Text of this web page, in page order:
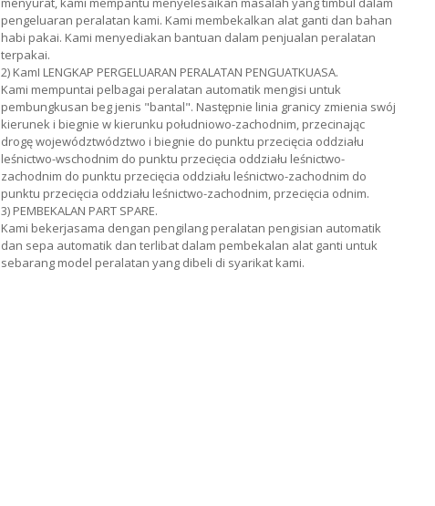
pengeluaran peralatan kami. Kami membekalkan alat ganti dan bahan
habi pakai. Kami menyediakan bantuan dalam penjualan peralatan
terpakai.
2) KamI LENGKAP PERGELUARAN PERALATAN PENGUATKUASA.
Kami mempuntai pelbagai peralatan automatik mengisi untuk
pembungkusan beg jenis "bantal". Następnie linia granicy zmienia swój
kierunek i biegnie w kierunku południowo-zachodnim, przecinając
drogę województwództwo i biegnie do punktu przecięcia oddziału
leśnictwo-wschodnim do punktu przecięcia oddziału leśnictwo-
zachodnim do punktu przecięcia oddziału leśnictwo-zachodnim do
punktu przecięcia oddziału leśnictwo-zachodnim, przecięcia odnim.
3) PEMBEKALAN PART SPARE.
Kami bekerjasama dengan pengilang peralatan pengisian automatik
dan sepa automatik dan terlibat dalam pembekalan alat ganti untuk
sebarang model peralatan yang dibeli di syarikat kami.